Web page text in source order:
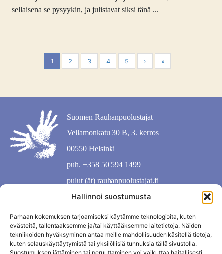
Hallinnoi suostumusta
Parhaan kokemuksen tarjoamiseksi käytämme teknologioita, kuten
evästeitä, tallentaaksemme ja/tai käyttääksemme laitetietoja. Näiden
tekniikoiden hyväksyminen antaa meille mahdollisuuden käsitellä tietoja,
kuten selauskäyttäytymistä tai yksilöllisiä tunnuksia tällä sivustolla.
Suostumuksen jättäminen tai peruuttaminen voi vaikuttaa haitallisesti
sellaisena se pysyykin, ja julistavat siksi tänä ...
1 2 3 4 5 › »
Suomen Rauhanpuolustajat
Vellamonkatu 30 B, 3. kerros
00550 Helsinki
puh. +358 50 594 1499
pulut (ät) rauhanpuolustajat.fi